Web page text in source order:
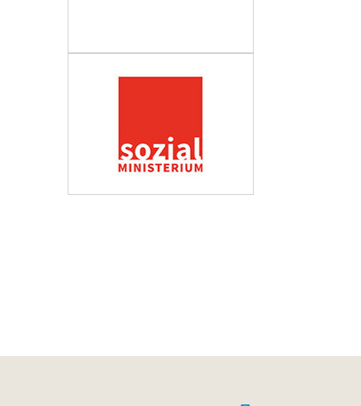
Personenbetreuung
Barrierefreiheit